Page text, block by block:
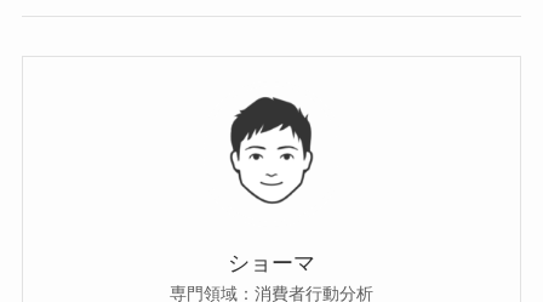
ショーマ
専門領域：消費者行動分析